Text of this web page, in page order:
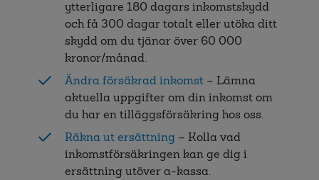
ytterligare 180 dagars inkomstskydd
och få 300 dagar totalt eller utöka ditt
skydd om du tjänar över 60 000
kronor/månad.
Ändra försäkrad inkomst – Lämna
aktuella uppgifter om din inkomst om
du har en tilläggsförsäkring hos oss.
Räkna ut ersättning – Kolla vad
inkomstförsäkringen kan ge dig i
ersättning utöver a-kassa.